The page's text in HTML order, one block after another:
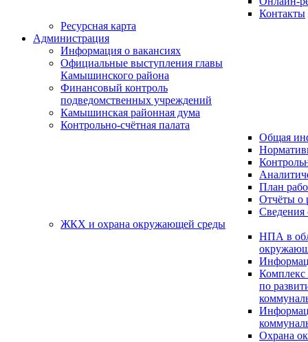
Контакты
Ресурсная карта
Администрация
Информация о вакансиях
Официальные выступления главы
Камышинского района
Финансовый контроль
подведомственных учреждений
Камышинская районная дума
Контрольно-счётная палата
Общая
План
Отчёты о
Сведения
ЖКХ и охрана окружающей среды
НПА в
Комплекс
по
Охрана